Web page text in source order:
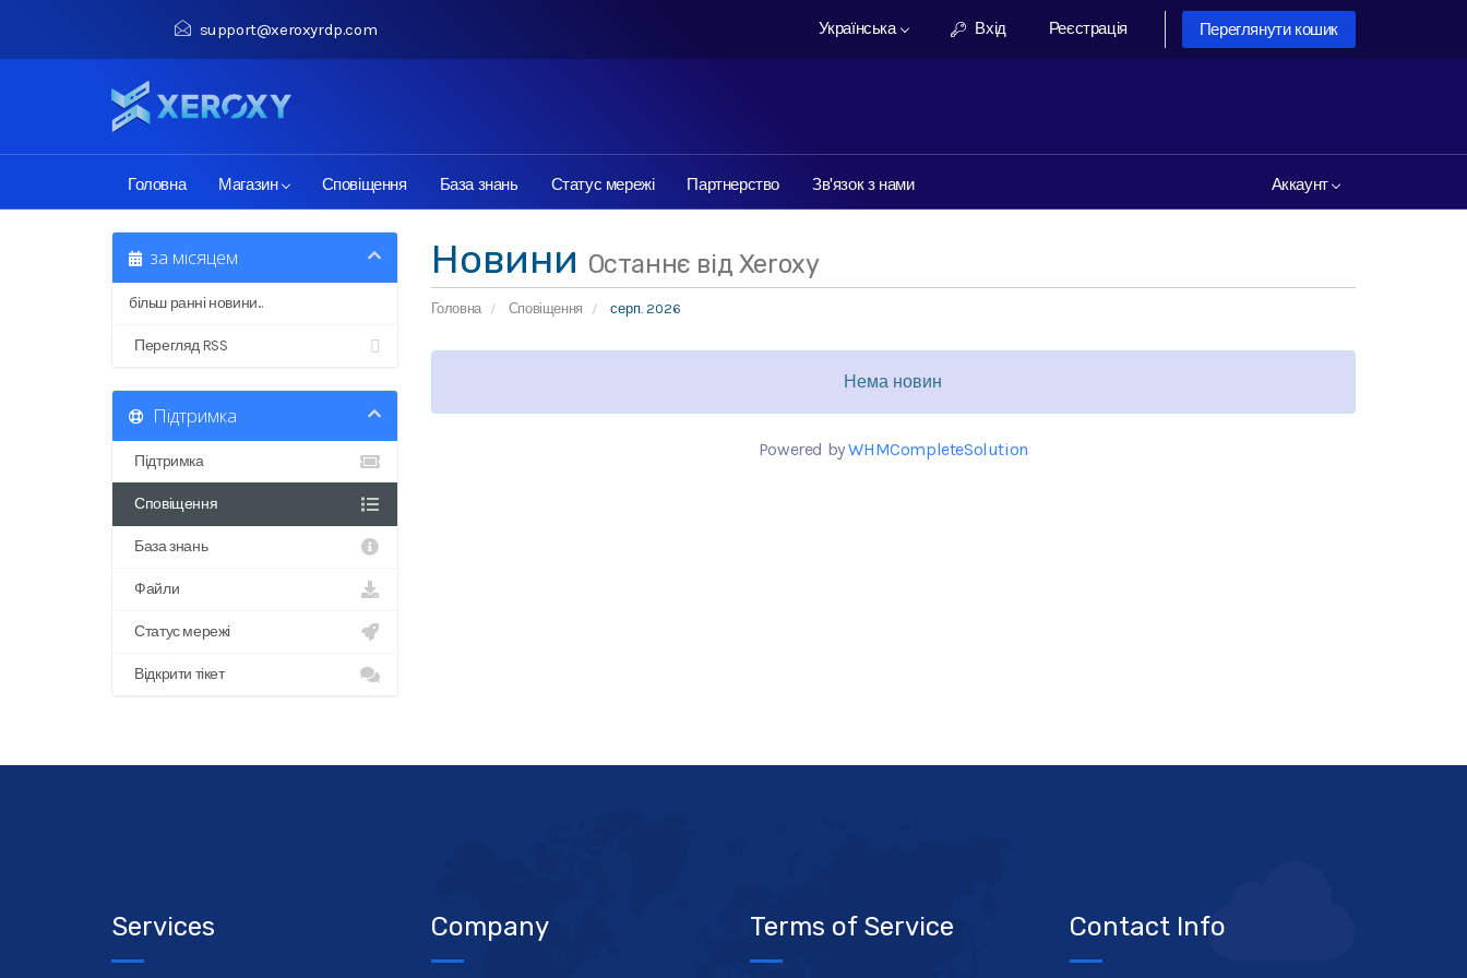
support@xeroxyrdp.com Українська Вхід Реєстрація Переглянути кошик
Головна Магазин Сповіщення База знань Статус мережі Партнерство Зв'язок з нами Аккаунт
Новини Останнє від Xeroxy
Головна Сповіщення серп. 2026
за місяцем
більш ранні новини...
Перегляд RSS
Нема новин
Powered byWHMCompleteSolution
Підтримка
Підтримка
Сповіщення
База знань
Файли
Статус мережі
Відкрити тікет
Services Company Terms of Service Contact Info